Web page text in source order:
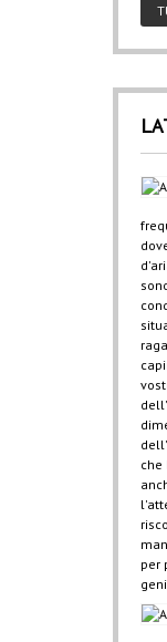
che
per